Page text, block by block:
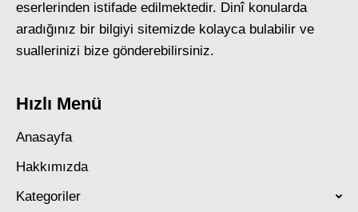
eserlerinden istifade edilmektedir. Dinî konularda
aradığınız bir bilgiyi sitemizde kolayca bulabilir ve
suallerinizi bize gönderebilirsiniz.
Hızlı Menü
Anasayfa
Hakkımızda
Kategoriler